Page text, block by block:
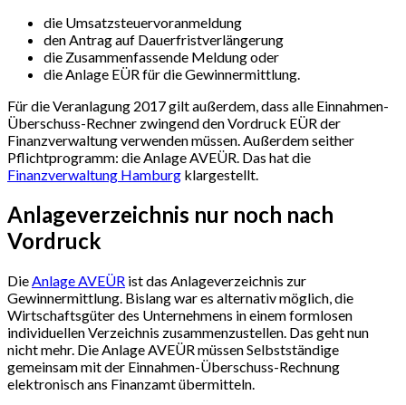
die Umsatzsteuervoranmeldung
den Antrag auf Dauerfristverlängerung
die Zusammenfassende Meldung oder
die Anlage EÜR für die Gewinnermittlung.
Für die Veranlagung 2017 gilt außerdem, dass alle Einnahmen-
Überschuss-Rechner zwingend den Vordruck EÜR der
Finanzverwaltung verwenden müssen. Außerdem seither
Pflichtprogramm: die Anlage AVEÜR. Das hat die
Finanzverwaltung Hamburg klargestellt.
Anlageverzeichnis nur noch nach
Vordruck
Die Anlage AVEÜR ist das Anlageverzeichnis zur
Gewinnermittlung. Bislang war es alternativ möglich, die
Wirtschaftsgüter des Unternehmens in einem formlosen
individuellen Verzeichnis zusammenzustellen. Das geht nun
nicht mehr. Die Anlage AVEÜR müssen Selbstständige
gemeinsam mit der Einnahmen-Überschuss-Rechnung
elektronisch ans Finanzamt übermitteln.